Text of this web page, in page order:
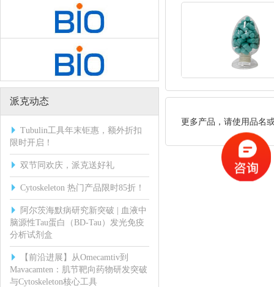
派克动态
Tubulin工具年末钜惠，额外折扣
限时开启！
双节同欢庆，派克送好礼
Cytoskeleton 热门产品限时85折！
阿尔茨海默病研究新突破 | 血液中
脑源性Tau蛋白（BD-Tau）发光免疫
分析试剂盒
【前沿进展】从Omecamtiv到
Mavacamten：肌节靶向药物研发突破
与Cytoskeleton核心工具
更多产品，请使用品名